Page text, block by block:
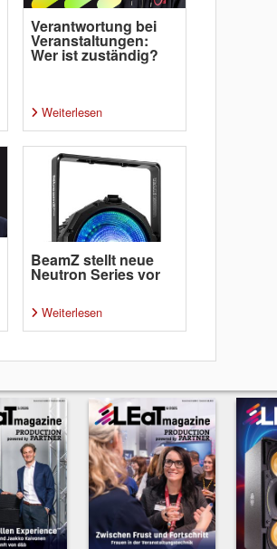
Verantwortung bei
Veranstaltungen:
Wer ist zuständig?
Weiterlesen
BeamZ stellt neue
Neutron Series vor
Weiterlesen